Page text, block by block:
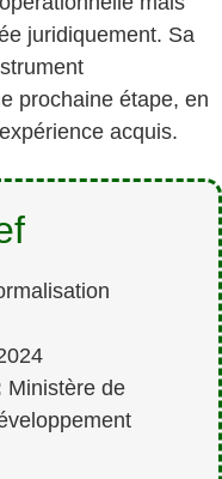
juridiquement. Sa
prochaine étape, en
acquis.
Ministère de